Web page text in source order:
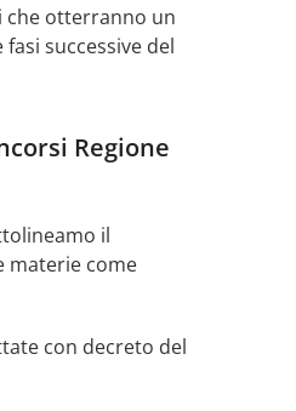
che otterranno un
successive del
Regione
il
materie come
con decreto del